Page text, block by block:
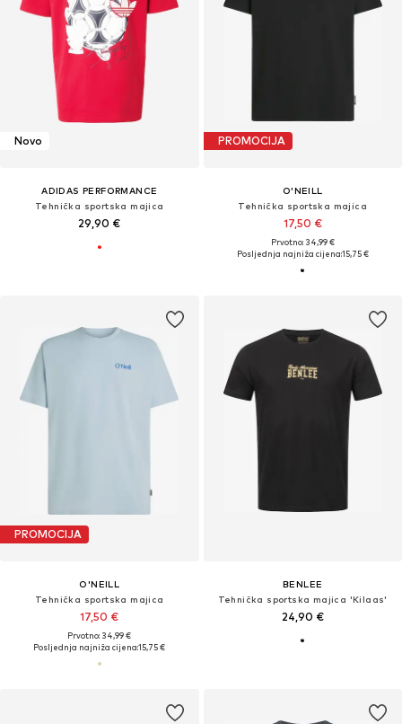
Novo
ADIDAS PERFORMANCE
Tehnička sportska majica
29,90 €
PROMOCIJA
O'NEILL
Tehnička sportska majica
17,50 €
Prvotno: 34,99 €
Posljednja najniža cijena:15,75 €
PROMOCIJA
O'NEILL
Tehnička sportska majica
17,50 €
Prvotno: 34,99 €
Posljednja najniža cijena:15,75 €
BENLEE
Tehnička sportska majica 'Kilaas'
24,90 €